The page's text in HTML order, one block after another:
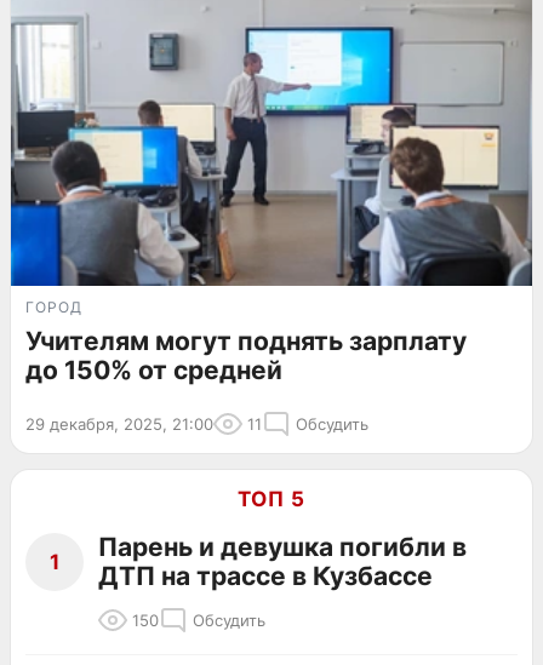
ГОРОД
Учителям могут поднять зарплату
до 150% от средней
29 декабря, 2025, 21:00 11 Обсудить
ТОП 5
1
Парень и девушка погибли в
ДТП на трассе в Кузбассе
150 Обсудить